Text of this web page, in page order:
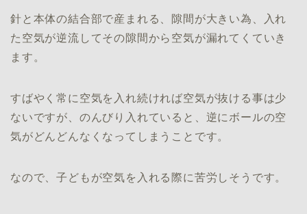
針と本体の結合部で産まれる、隙間が大きい為、入れ
た空気が逆流してその隙間から空気が漏れてくていき
ます。
すばやく常に空気を入れ続ければ空気が抜ける事は少
ないですが、のんびり入れていると、逆にボールの空
気がどんどんなくなってしまうことです。
なので、子どもが空気を入れる際に苦労しそうです。